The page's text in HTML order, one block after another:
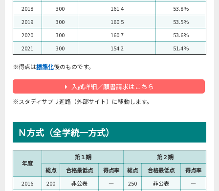
2018
300 161.4
53.8%
2019
300 160.5
53.5%
2020
300 160.7
53.6%
2021
300 154.2 51.4%
※得点は標準化後のものです。
入試詳細／願書請求はこちら
※スタディサプリ進路（外部サイト）に移動します。
Ｎ方式（全学統一方式）
年度
第１期
第２期
総点
合格最低点 得点率 総点 合格最低点
得点率
2016
200 非公表 ― 250 非公表
―